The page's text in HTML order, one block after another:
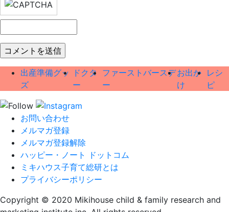
出産準備グッ
ズ
ドクタ
ー
ファーストバースデ
ー
お出か
け
レシ
ピ
お問い合わせ
メルマガ登録
メルマガ登録解除
ハッピー・ノート ドットコム
ミキハウス子育て総研とは
プライバシーポリシー
Copyright © 2020 Mikihouse child & family research and